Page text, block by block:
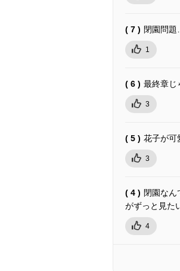
( 7 ) 閉園問
1
( 6 ) 最終章じ
3
( 5 ) 花子が可
3
( 4 ) 閉園な
がずっと見た
4